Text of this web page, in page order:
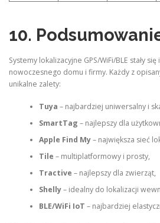
10.
Systemy lokalizacyjne GPS/WiFi/BLE stały
nowoczesnego domu i firmy. Każdy z
unikalne zalety:
Tuya – najbardziej uniwersalny i
SmartTag – najlepszy dla
Apple Find My– największa sieć
Tile – multiplatformowy i prosty,
Tractive – najlepszy dla zwierząt,
Shelly– idealny do lokalizacji
BLE/WiFi IoT – najbardziej